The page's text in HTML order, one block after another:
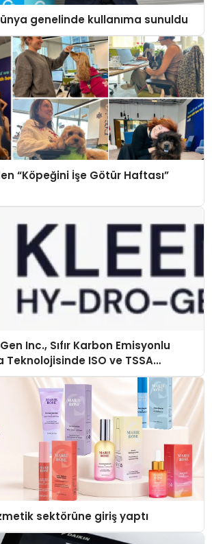
genelinde kullanıma sunuldu
“Köpeğini İşe Götür Haftası”
Inc., Sıfır Karbon Emisyonlu
Teknolojisinde ISO ve TSSA
Aldı
sektörüne giriş yaptı